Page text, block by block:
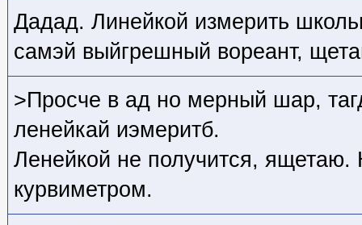
Дадад. Линейкой измерить
самэй выйгрешный вореант,
>Просче в ад но мерный шар,
ленейкай иэмеритб.
Ленейкой не получится, ящетаю.
курвиметром.